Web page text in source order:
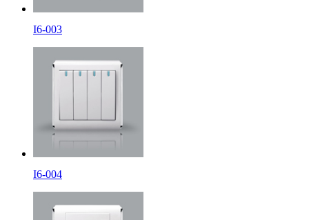
I6-003
I6-004